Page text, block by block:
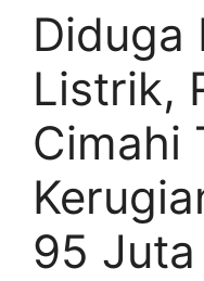
Diduga
Listrik,
Cimahi
95 Juta